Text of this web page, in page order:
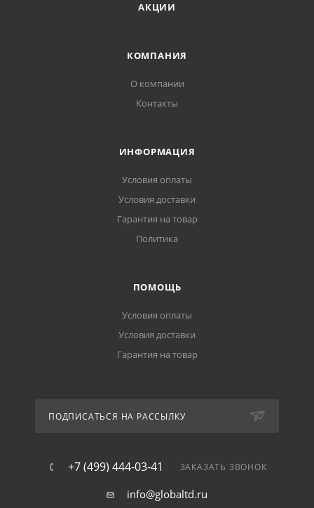
АКЦИИ
КОМПАНИЯ
О компании
Контакты
ИНФОРМАЦИЯ
Условия оплаты
Условия доставки
Гарантия на товар
Политика
ПОМОЩЬ
Условия оплаты
Условия доставки
Гарантия на товар
ПОДПИСАТЬСЯ НА РАССЫЛКУ
+7 (499) 444-03-41 ЗАКАЗАТЬ ЗВОНОК
info@globaltd.ru